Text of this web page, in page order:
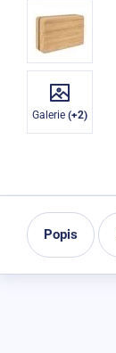
Galerie (+2)
Popis